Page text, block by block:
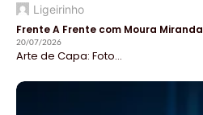
Ligeirinho
Frente A Frente com Moura Miranda
20/07/2026
Arte de Capa: Foto...